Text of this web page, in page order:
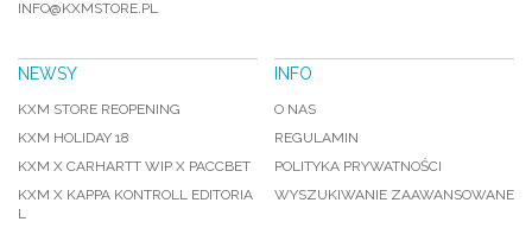
INFO@KXMSTORE.PL
NEWSY
KXM STORE REOPENING
KXM HOLIDAY 18
KXM X CARHARTT WIP X PACCBET
KXM X KAPPA KONTROLL EDITORIA
L
INFO
O NAS
REGULAMIN
POLITYKA PRYWATNOŚCI
WYSZUKIWANIE ZAAWANSOWANE